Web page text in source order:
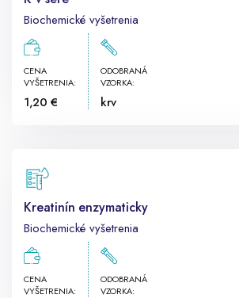
Biochemické vyšetrenia
CENA
VYŠETRENIA:
1,20 €
ODOBRANÁ
VZORKA:
krv
Kreatinín enzymaticky
Biochemické vyšetrenia
CENA
VYŠETRENIA:
ODOBRANÁ
VZORKA: